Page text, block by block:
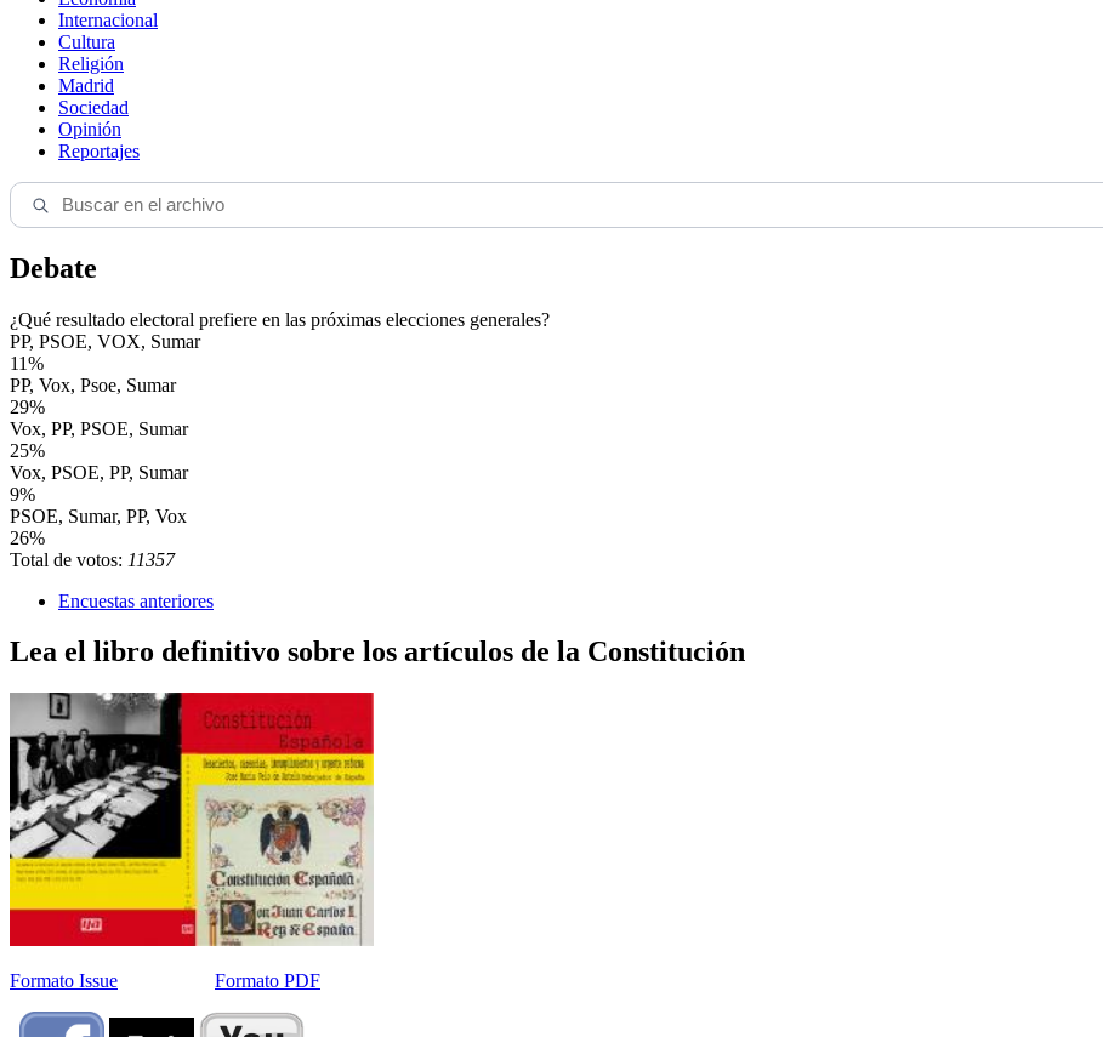
Internacional
Cultura
Religión
Madrid
Sociedad
Opinión
Reportajes
Debate
¿Qué resultado electoral prefiere en las próximas elecciones generales?
PP, PSOE, VOX, Sumar
11%
PP, Vox, Psoe, Sumar
29%
Vox, PP, PSOE, Sumar
25%
Vox, PSOE, PP, Sumar
9%
PSOE, Sumar, PP, Vox
26%
Total de votos: 11357
Encuestas anteriores
Lea el libro definitivo sobre los artículos de la Constitución
Formato Issue Formato PDF